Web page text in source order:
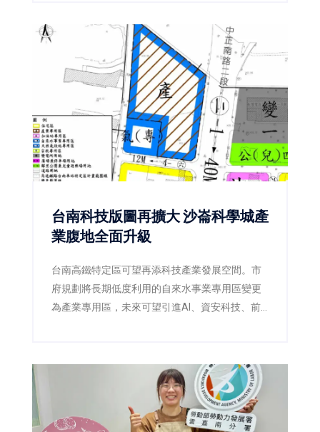
台南科技版圖再擴大 沙崙科學城產
業腹地全面升級
台南高鐵特定區可望再添科技產業發展空間。市
府規劃將長期低度利用的自來水事業專用區變更
為產業專用區，未來可望引進AI、資安科技、前